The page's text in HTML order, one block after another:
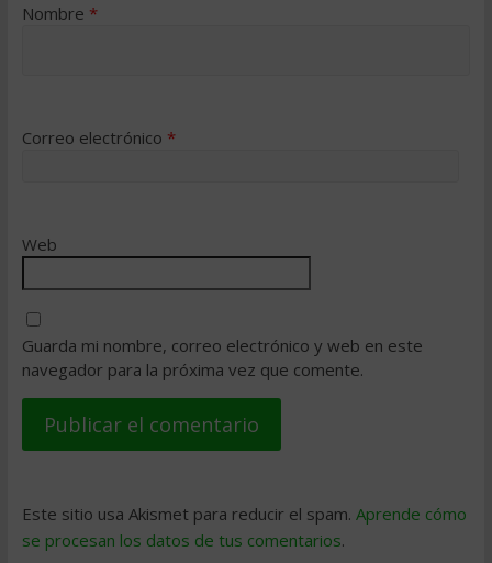
Nombre *
Correo electrónico *
Web
Guarda mi nombre, correo electrónico y web en este
navegador para la próxima vez que comente.
Este sitio usa Akismet para reducir el spam. Aprende cómo
se procesan los datos de tus comentarios.